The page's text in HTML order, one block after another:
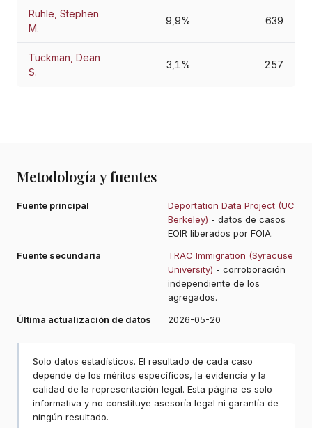
Ruhle, Stephen
M.
9,9% 639
Tuckman, Dean
S.
3,1% 257
Metodología y fuentes
Fuente principal
Deportation Data Project (UC
Berkeley) - datos de casos
EOIR liberados por FOIA.
Fuente secundaria
TRAC Immigration (Syracuse
University) - corroboración
independiente de los
agregados.
Última actualización de datos
2026-05-20
Solo datos estadísticos. El resultado de cada caso
depende de los méritos específicos, la evidencia y la
calidad de la representación legal. Esta página es solo
informativa y no constituye asesoría legal ni garantía de
ningún resultado.